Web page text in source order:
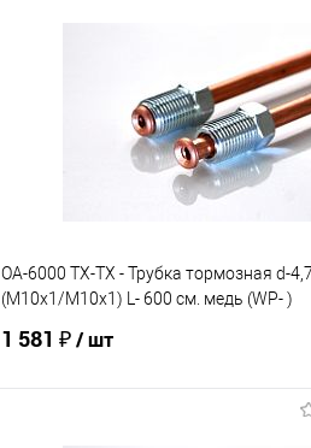
Под заказ
OA-6000 TX-TX - Трубка тормозная d-
(М10х1/М10х1) L- 600 см. медь (WP- )
1 581 ₽/ шт